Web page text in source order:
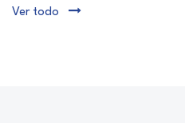
Ver todo